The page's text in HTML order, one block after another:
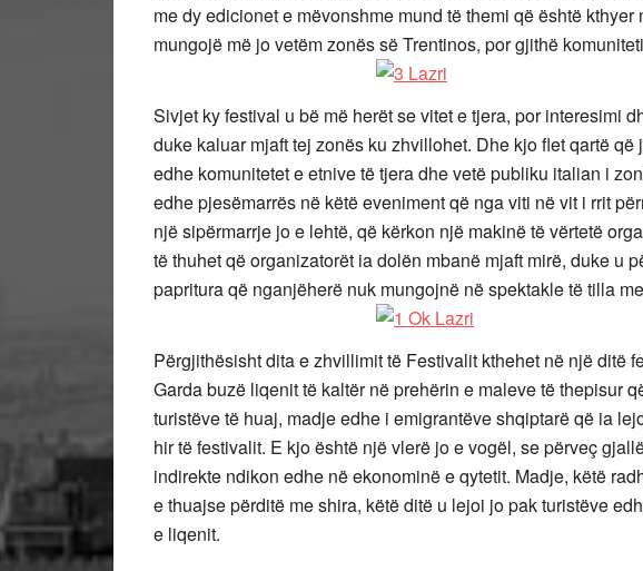
me dy edicionet e mëvonshme mund të themi që është kthyer
mungojë më jo vetëm zonës së Trentinos, por gjithë
Sivjet ky festival u bë më herët se vitet e tjera, por interesimi
duke kaluar mjaft tej zonës ku zhvillohet. Dhe kjo flet qartë
edhe komunitetet e etnive të tjera dhe vetë publiku italian i
edhe pjesëmarrës në këtë eveniment që nga viti në vit i rrit
një sipërmarrje jo e lehtë, që kërkon një makinë të vërtetë
të thuhet që organizatorët ia dolën mbanë mjaft mirë, duke u
papritura që nganjëherë nuk mungojnë në spektakle të tilla
Përgjithësisht dita e zhvillimit të Festivalit kthehet në një ditë
Garda buzë liqenit të kaltër në prehërin e maleve të thepisur
turistëve të huaj, madje edhe i emigrantëve shqiptarë që ia
hir të festivalit. E kjo është një vlerë jo e vogël, se përveç
indirekte ndikon edhe në ekonominë e qytetit. Madje, këtë
e thuajse përditë me shira, këtë ditë u lejoi jo pak turistëve
e liqenit.